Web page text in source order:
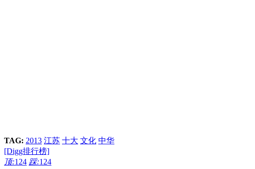
TAG: 2013 江苏 十大 文化 中华
[Digg排行榜]
顶:124 踩:124